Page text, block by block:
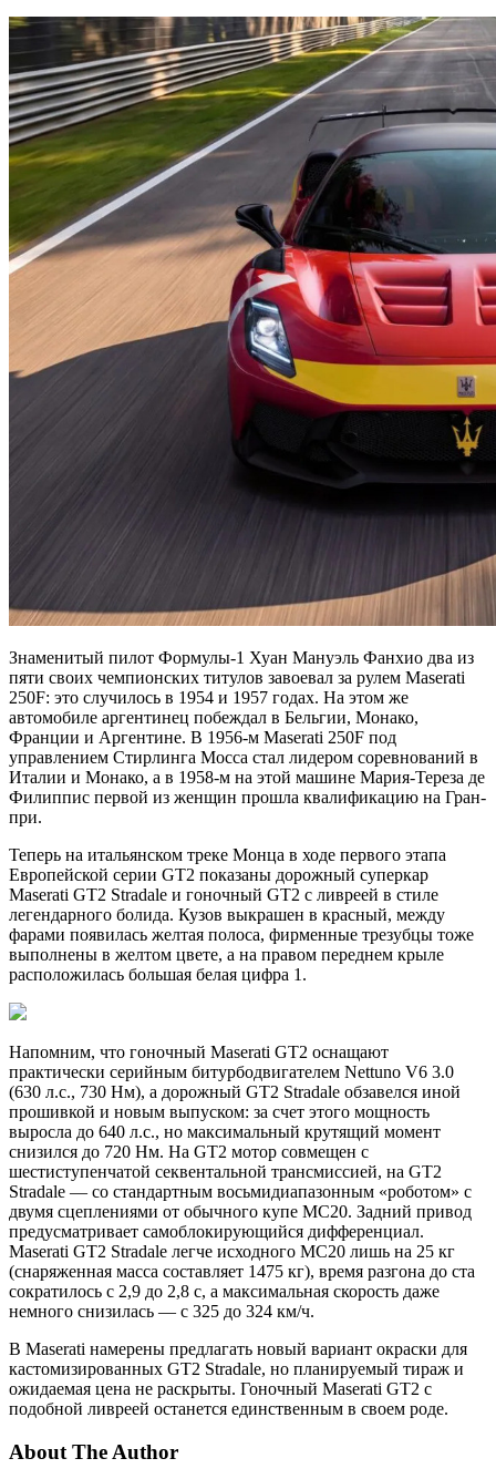
Знаменитый пилот Формулы-1 Хуан Мануэль Фанхио два из
пяти своих чемпионских титулов завоевал за рулем Maserati
250F: это случилось в 1954 и 1957 годах. На этом же
автомобиле аргентинец побеждал в Бельгии, Монако,
Франции и Аргентине. В 1956-м Maserati 250F под
управлением Стирлинга Мосса стал лидером соревнований в
Италии и Монако, а в 1958-м на этой машине Мария-Тереза де
Филиппис первой из женщин прошла квалификацию на Гран-
при.
Теперь на итальянском треке Монца в ходе первого этапа
Европейской серии GT2 показаны дорожный суперкар
Maserati GT2 Stradale и гоночный GT2 с ливреей в стиле
легендарного болида. Кузов выкрашен в красный, между
фарами появилась желтая полоса, фирменные трезубцы тоже
выполнены в желтом цвете, а на правом переднем крыле
расположилась большая белая цифра 1.
Напомним, что гоночный Maserati GT2 оснащают
практически серийным битурбодвигателем Nettuno V6 3.0
(630 л.с., 730 Нм), а дорожный GT2 Stradale обзавелся иной
прошивкой и новым выпуском: за счет этого мощность
выросла до 640 л.с., но максимальный крутящий момент
снизился до 720 Нм. На GT2 мотор совмещен с
шестиступенчатой секвентальной трансмиссией, на GT2
Stradale — со стандартным восьмидиапазонным «роботом» с
двумя сцеплениями от обычного купе MC20. Задний привод
предусматривает самоблокирующийся дифференциал.
Maserati GT2 Stradale легче исходного MC20 лишь на 25 кг
(снаряженная масса составляет 1475 кг), время разгона до ста
сократилось с 2,9 до 2,8 с, а максимальная скорость даже
немного снизилась — с 325 до 324 км/ч.
В Maserati намерены предлагать новый вариант окраски для
кастомизированных GT2 Stradale, но планируемый тираж и
ожидаемая цена не раскрыты. Гоночный Maserati GT2 с
подобной ливреей останется единственным в своем роде.
About The Author